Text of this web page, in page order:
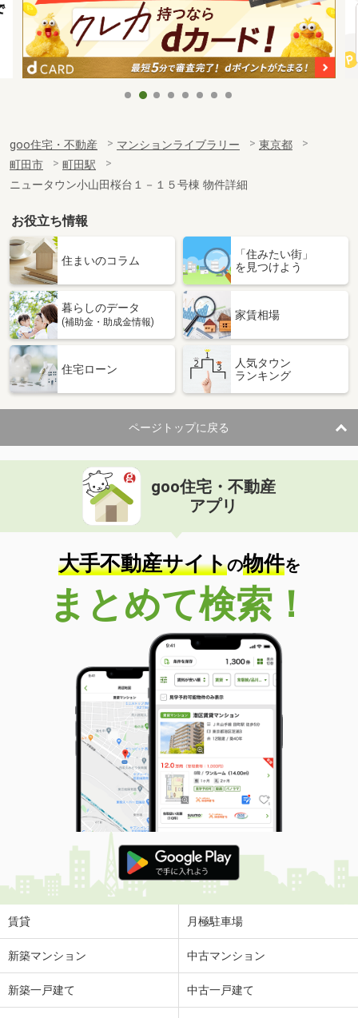
goo住宅・不動産 マンションライブラリー
東京都
町田市
町田駅
ニュータウン小山田桜台１－１５号棟 物件詳細
お役立ち情報
住まいのコラム
「住みたい街」
を見つけよう
暮らしのデータ
(補助金・助成金情報)
家賃相場
住宅ローン
人気タウン
ランキング
ページトップに戻る
goo住宅・不動産
アプリ
大手不動産サイトの物件を
まとめて検索！
賃貸 月極駐車場
新築マンション 中古マンション
新築一戸建て 中古一戸建て